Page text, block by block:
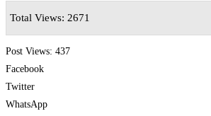
Total Views: 2671
Post Views: 437
Facebook
Twitter
WhatsApp